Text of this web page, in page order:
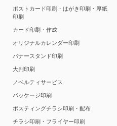
ポストカード印刷・はがき印刷・厚紙
印刷
カード印刷・作成
オリジナルカレンダー印刷
バナースタンド印刷
大判印刷
ノベルティサービス
パッケージ印刷
ポスティングチラシ印刷・配布
チラシ印刷・フライヤー印刷